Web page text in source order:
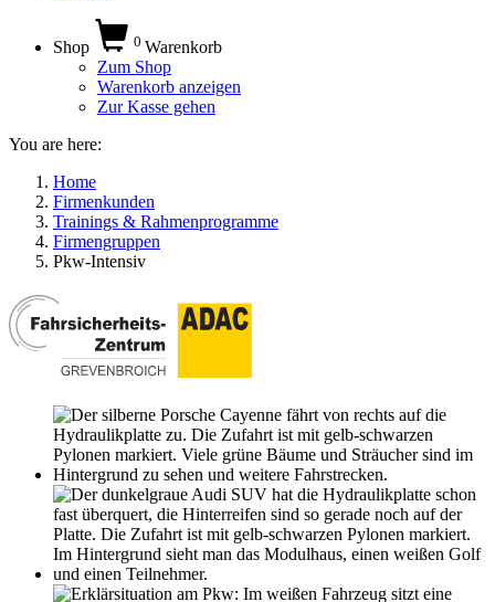
Shop 0 Warenkorb
Zum Shop
Warenkorb anzeigen
Zur Kasse gehen
You are here:
Home
Firmenkunden
Trainings & Rahmenprogramme
Firmengruppen
Pkw-Intensiv